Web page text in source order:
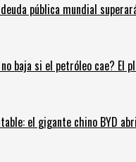
pública mundial
baja si el petróleo cae? El
el gigante chino BYD